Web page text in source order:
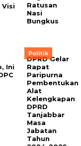
Visi
Ratusan
Nasi
Bungkus
Ini
Politik
DPRD Gelar
Rapat
Paripurna
Pembentukan
Alat
Kelengkapan
DPRD
Tanjabbar
Masa
Jabatan
Tahun